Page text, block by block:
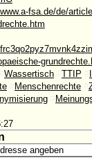
fsa.de/de/
Wassertisch TTIP
Menschenrechte